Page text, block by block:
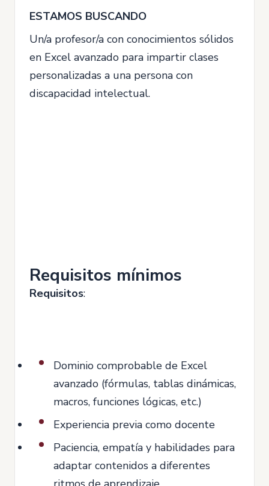
ESTAMOS BUSCANDO
Un/a profesor/a con conocimientos sólidos
en Excel avanzado para impartir clases
personalizadas a una persona con
discapacidad intelectual.
Requisitos mínimos
Requisitos:
Dominio comprobable de Excel
avanzado (fórmulas, tablas dinámicas,
macros, funciones lógicas, etc.)
Experiencia previa como docente
Paciencia, empatía y habilidades para
adaptar contenidos a diferentes